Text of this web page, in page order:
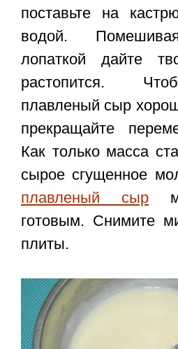
поставьте на
водой.
лопаткой дайте
растопится.
плавленый сыр
прекращайте
Как только масса
сырое сгущенное
плавленый сыр
готовым. Снимите
плиты.